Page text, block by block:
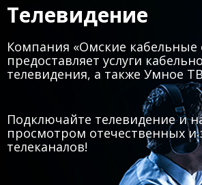
Телевидение
Компания «Омские кабельные
предоставляет услуги
телевидения, а также Умное
Подключайте телевидение и
просмотром отечественных и
телеканалов!